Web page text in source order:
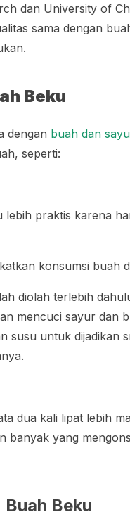
dan University of
sama dengan
Beku
dengan buah dan
seperti:
praktis karena
konsumsi buah
diolah terlebih
mencuci sayur dan
susu untuk dijadikan
dua kali lipat lebih
banyak yang
Beku